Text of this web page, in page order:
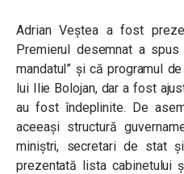
Adrian Veștea a fost
Premierul desemnat a
mandatul” și că programul
lui Ilie Bolojan, dar a fost
au fost îndeplinite. De
aceeași structură
miniștri, secretari de stat
prezentată lista cabinetului